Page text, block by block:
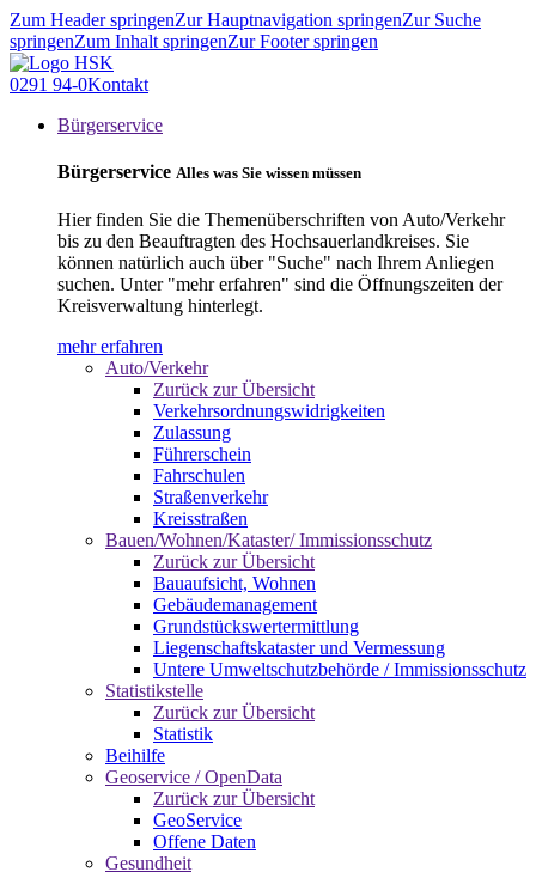
Zum Header springenZur Hauptnavigation springenZur Suche
springenZum Inhalt springenZur Footer springen
0291 94-0Kontakt
Bürgerservice
Bürgerservice Alles was Sie wissen müssen
Hier finden Sie die Themenüberschriften von Auto/Verkehr
bis zu den Beauftragten des Hochsauerlandkreises. Sie
können natürlich auch über "Suche" nach Ihrem Anliegen
suchen. Unter "mehr erfahren" sind die Öffnungszeiten der
Kreisverwaltung hinterlegt.
mehr erfahren
Auto/Verkehr
Zurück zur Übersicht
Verkehrsordnungswidrigkeiten
Zulassung
Führerschein
Fahrschulen
Straßenverkehr
Kreisstraßen
Bauen/Wohnen/Kataster/ Immissionsschutz
Zurück zur Übersicht
Bauaufsicht, Wohnen
Gebäudemanagement
Grundstückswertermittlung
Liegenschaftskataster und Vermessung
Untere Umweltschutzbehörde / Immissionsschutz
Statistikstelle
Zurück zur Übersicht
Statistik
Beihilfe
Geoservice / OpenData
Zurück zur Übersicht
GeoService
Offene Daten
Gesundheit